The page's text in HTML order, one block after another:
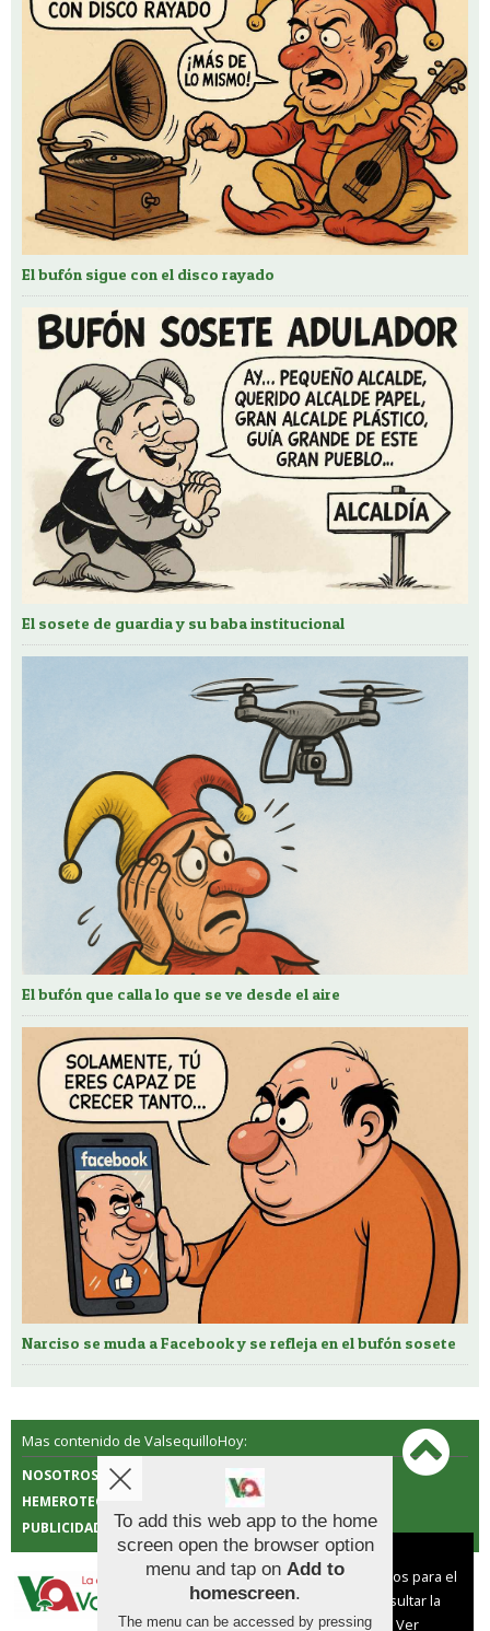
El bufón sigue con el disco rayado
El sosete de guardia y su baba institucional
El bufón que calla lo que se ve desde el aire
Narciso se muda a Facebook y se refleja en el bufón sosete
Mas contenido de ValsequilloHoy:
NOSOTROS
CONTACTO
HEMEROTECA
POLÍTICA DE COOKIES
PUBLICIDAD
To add this web app to the home
screen open the browser option
menu and tap on Add to
homescreen.
The menu can be accessed by pressing
Aviso sobre el Uso de cookies:
Utilizamos cookies nuestras y de terceros para el
funcionamiento del digital. Puedes consultar la
lista de cookies y como desconectarlas.
Ver